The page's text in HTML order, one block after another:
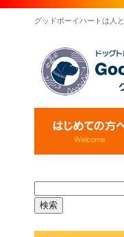
グッドボーイハートは人